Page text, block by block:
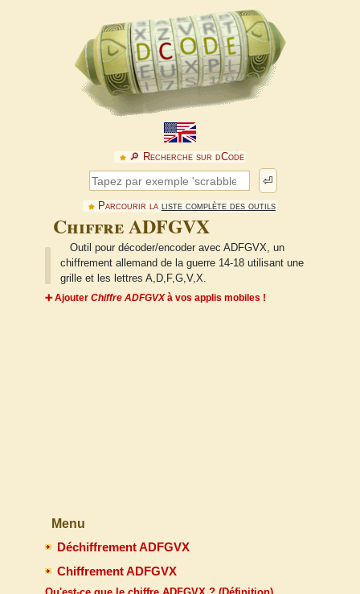
🔎︎ Recherche sur dCode
⏎
Parcourir la liste complète des outils
Chiffre ADFGVX
Outil pour décoder/encoder avec ADFGVX, un
chiffrement allemand de la guerre 14-18 utilisant une
grille et les lettres A,D,F,G,V,X.
➕ Ajouter Chiffre ADFGVXà vos applis mobiles !
Menu
Déchiffrement ADFGVX
Chiffrement ADFGVX